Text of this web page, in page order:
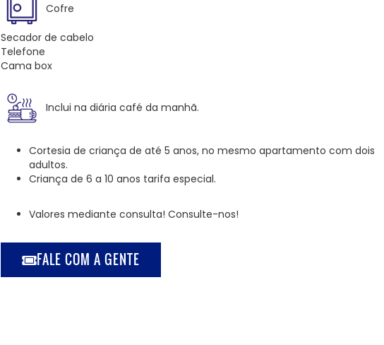
Cofre
Secador de cabelo
Telefone
Cama box
Inclui na diária café da manhã.
Cortesia de criança de até 5 anos, no mesmo apartamento com dois
adultos.
Criança de 6 a 10 anos tarifa especial.
Valores mediante consulta! Consulte-nos!
FALE COM A GENTE